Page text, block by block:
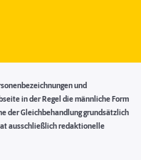
und
in der Regel die männliche Form
der Gleichbehandlung grundsätzlich
ausschließlich redaktionelle